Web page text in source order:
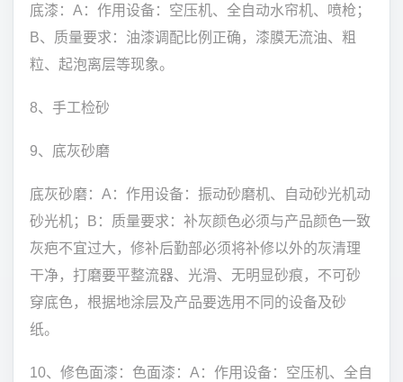
底漆：A：作用设备：空压机、全自动水帘机、喷枪；
B、质量要求：油漆调配比例正确，漆膜无流油、粗
粒、起泡离层等现象。
8、手工检砂
9、底灰砂磨
底灰砂磨：A：作用设备：振动砂磨机、自动砂光机动
砂光机；B：质量要求：补灰颜色必须与产品颜色一致
灰疤不宜过大，修补后勤部必须将补修以外的灰清理
干净，打磨要平整流器、光滑、无明显砂痕，不可砂
穿底色，根据地涂层及产品要选用不同的设备及砂
纸。
10、修色面漆：色面漆：A：作用设备：空压机、全自